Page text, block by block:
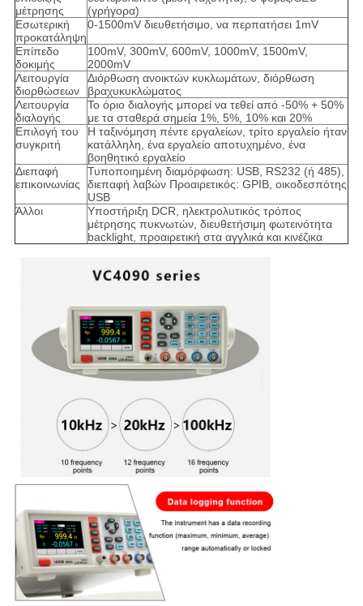
μέτρησης
(γρήγορα)
Εσωτερική
προκατάληψη
0-1500mV διευθετήσιμο, να περπατήσει 1mV
Επίπεδο
δοκιμής
100mV, 300mV, 600mV, 1000mV, 1500mV,
2000mV
Λειτουργία
διορθώσεων
Διόρθωση ανοικτών κυκλωμάτων, διόρθωση
βραχυκυκλώματος
Λειτουργία
διαλογής
Το όριο διαλογής μπορεί να τεθεί από -50% + 50%
με τα σταθερά σημεία 1%, 5%, 10% και 20%
Επιλογή του
συγκριτή
Η ταξινόμηση πέντε εργαλείων, τρίτο εργαλείο ήταν
κατάλληλη, ένα εργαλείο αποτυχημένο, ένα
βοηθητικό εργαλείο
Διεπαφή
επικοινωνίας
Τυποποιημένη διαμόρφωση: USB, RS232 (ή 485),
διεπαφή λαβών Προαιρετικός: GPIB, οικοδεσπότης
USB
Άλλοι
Υποστήριξη DCR, ηλεκτρολυτικός τρόπος
μέτρησης πυκνωτών, διευθετήσιμη φωτεινότητα
backlight, προαιρετική στα αγγλικά και κινέζικα